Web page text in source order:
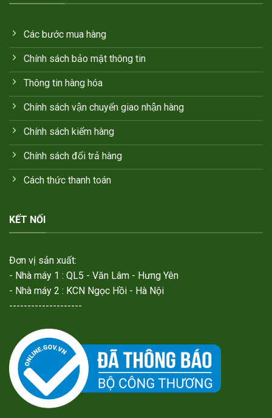
Các bước mua hàng
Chính sách bảo mật thông tin
Thông tin hàng hóa
Chính sách vận chuyển giao nhận hàng
Chính sách kiểm hàng
Chính sách đổi trả hàng
Cách thức thanh toán
KẾT NỐI
Đơn vị sản xuất:
- Nhà máy 1 : QL5 - Văn Lâm - Hưng Yên
- Nhà máy 2 : KCN Ngọc Hồi - Hà Nội
--------------------